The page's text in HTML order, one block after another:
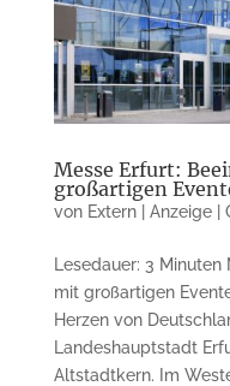
Messe Erfurt:
großartigen
von Extern | Anzeige|
Lesedauer: 3
mit großartigen
Herzen von
Landeshauptstadt
Altstadtkern. Im